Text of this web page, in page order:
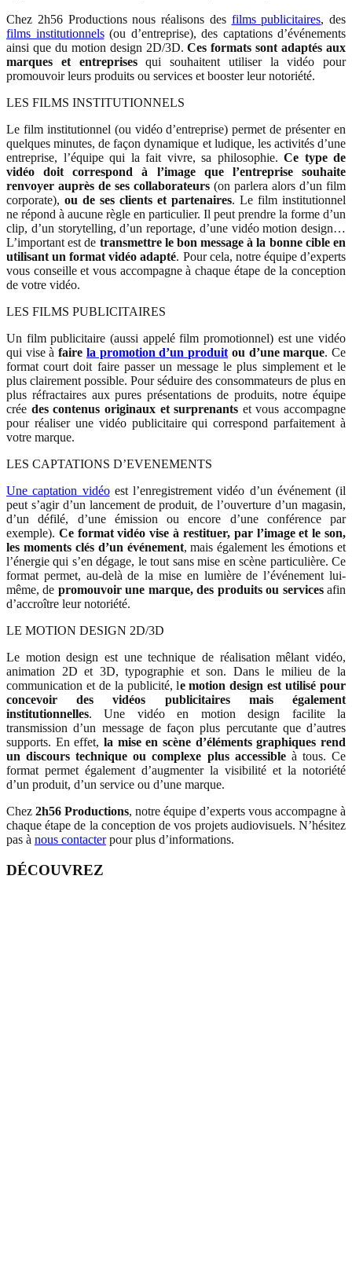
Chez 2h56 Productions nous réalisons des films publicitaires, des
films institutionnels(ou d’entreprise), des captations d’événements
ainsi que du motion design 2D/3D.Ces formats sont adaptés aux
marques et entreprisesqui souhaitent utiliser la vidéo pour
promouvoir leurs produits ou services et booster leur notoriété.
LES FILMS INSTITUTIONNELS
Le film institutionnel (ou vidéo d’entreprise) permet de présenter en
quelques minutes, de façon dynamique et ludique, les activités d’une
entreprise, l’équipe qui la fait vivre, sa philosophie. Ce type de
vidéo doit correspond à l’image que l’entreprise souhaite
renvoyer auprès de ses collaborateurs (on parlera alors d’un film
corporate), ou de ses clients et partenaires. Le film institutionnel
ne répond à aucune règle en particulier. Il peut prendre la forme d’un
clip, d’un storytelling, d’un reportage, d’une vidéo motion design…
L’important est de transmettre le bon message à la bonne cible en
utilisant un format vidéo adapté. Pour cela, notre équipe d’experts
vous conseille et vous accompagne à chaque étape de la conception
de votre vidéo.
LES FILMS PUBLICITAIRES
Un film publicitaire (aussi appelé film promotionnel) est une vidéo
qui vise àfaire la promotion d’un produit ou d’une marque. Ce
format court doit faire passer un message le plus simplement et le
plus clairement possible. Pour séduire des consommateurs de plus en
plus réfractaires aux pures présentations de produits, notre équipe
crée des contenus originaux et surprenants et vous accompagne
pour réaliser une vidéo publicitaire qui correspond parfaitement à
votre marque.
LES CAPTATIONS D’EVENEMENTS
Une captation vidéoest l’enregistrement vidéo d’un événement (il
peut s’agir d’un lancement de produit, de l’ouverture d’un magasin,
d’un défilé, d’une émission ou encore d’une conférence par
exemple). Ce format vidéo vise à restituer, par l’image et le son,
les moments clés d’un événement, mais également les émotions et
l’énergie qui s’en dégage, le tout sans mise en scène particulière. Ce
format permet, au-delà de la mise en lumière de l’événement lui-
même, de promouvoir une marque, des produits ou servicesafin
d’accroître leur notoriété.
LE MOTION DESIGN 2D/3D
Le motion design est une technique de réalisation mêlant vidéo,
animation 2D et 3D, typographie et son. Dans le milieu de la
communication et de la publicité, le motion design est utilisé pour
concevoir des vidéos publicitaires mais également
institutionnelles. Une vidéo en motion design facilite la
transmission d’un message de façon plus percutante que d’autres
supports. En effet, la mise en scène d’éléments graphiques rend
un discours technique ou complexe plus accessible à tous. Ce
format permet également d’augmenter la visibilité et la notoriété
d’un produit, d’un service ou d’une marque.
Chez 2h56 Productions, notre équipe d’experts vous accompagne à
chaque étape de la conception de vos projets audiovisuels. N’hésitez
pas à nous contacterpour plus d’informations.
DÉCOUVREZ